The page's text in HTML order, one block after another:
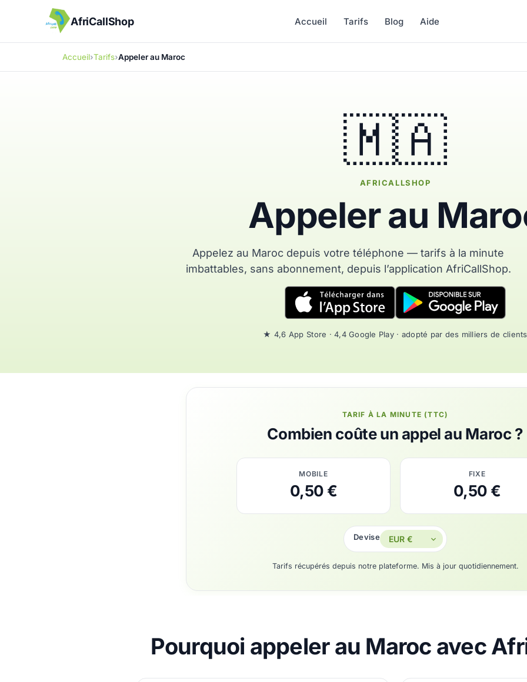
AfriCallShop Accueil Tarifs Blog Aide
Accueil Tarifs Appeler au Maroc
🇲🇦
AFRICALLSHOP
Appeler au
Appelez au Maroc depuis votre téléphone — tarifs à la minute
imbattables, sans abonnement, depuis l’application AfriCallShop.
★ 4,6 App Store · 4,4 Google Play · adopté par des milliers de clients
TARIF À LA MINUTE (TTC)
Combien coûte un appel au Maroc ?
MOBILE
0,50 €
FIXE
0,50 €
Devise
Tarifs récupérés depuis notre plateforme. Mis à jour quotidiennement.
Pourquoi appeler au Maroc avec